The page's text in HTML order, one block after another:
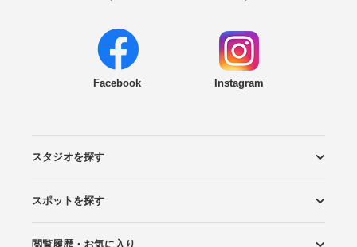
Facebook Instagram
スタジオを探す
エリアから探す
こだわりから探す
NEW PHOTO STYLE
プランから探す
フォトタイプ診断
フォトグラファーから探す
国内リゾートから探す
スポットを探す
ロケーションから探す
スタジオから探す
閲覧履歴・お気に入り